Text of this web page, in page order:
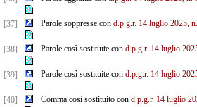
[37] Parole soppresse con d.p.g.r. 14 luglio 2025,
[38] Parole così sostituite con d.p.g.r. 14 luglio
[39] Parole così sostituite con d.p.g.r. 14 luglio
[40] Comma così sostituito con d.p.g.r. 14 luglio